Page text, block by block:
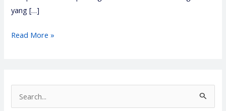
yang […]
Pelatihan
2026
Read More »
e